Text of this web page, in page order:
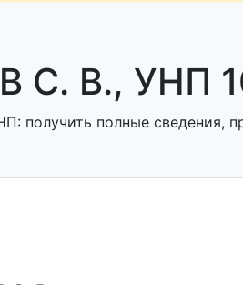
В., УНП
получить полные сведения,